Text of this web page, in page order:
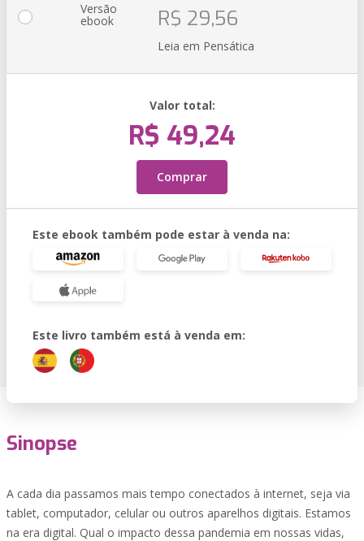
Versão
ebook R$ 29,56
Leia em Pensática
Valor total:
R$ 49,24
Comprar
Este ebook também pode estar à venda na:
Este livro também está à venda em:
Sinopse
A cada dia passamos mais tempo conectados à internet, seja via
tablet, computador, celular ou outros aparelhos digitais. Estamos
na era digital. Qual o impacto dessa pandemia em nossas vidas,